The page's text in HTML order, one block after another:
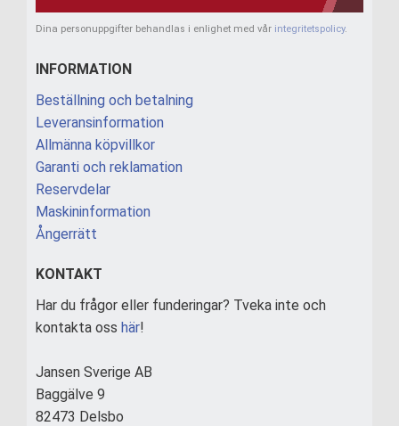
Dina personuppgifter behandlas i enlighet med vår integritetspolicy.
INFORMATION
Beställning och betalning
Leveransinformation
Allmänna köpvillkor
Garanti och reklamation
Reservdelar
Maskininformation
Ångerrätt
KONTAKT
Har du frågor eller funderingar? Tveka inte och
kontakta oss här!
Jansen Sverige AB
Baggälve 9
82473 Delsbo